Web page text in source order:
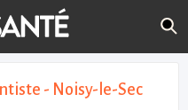
- Noisy-le-Sec